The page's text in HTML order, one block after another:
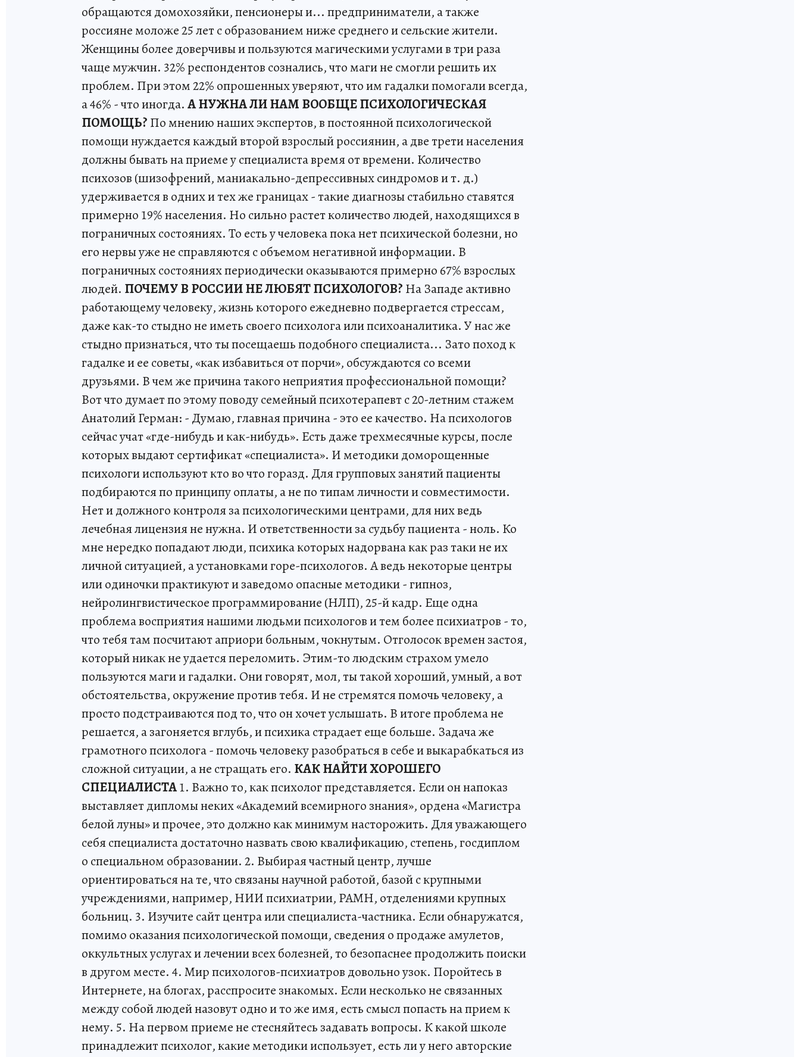
обращаются домохозяйки, пенсионеры и... предприниматели, а также
россияне моложе 25 лет с образованием ниже среднего и сельские жители.
Женщины более доверчивы и пользуются магическими услугами в три раза
чаще мужчин. 32% респондентов сознались, что маги не смогли решить их
проблем. При этом 22% опрошенных уверяют, что им гадалки помогали всегда,
а 46% - что иногда. А НУЖНА ЛИ НАМ ВООБЩЕ ПСИХОЛОГИЧЕСКАЯ
ПОМОЩЬ? По мнению наших экспертов, в постоянной психологической
помощи нуждается каждый второй взрослый россиянин, а две трети населения
должны бывать на приеме у специалиста время от времени. Количество
психозов (шизофрений, маниакально-депрессивных синдромов и т. д.)
удерживается в одних и тех же границах - такие диагнозы стабильно ставятся
примерно 19% населения. Но сильно растет количество людей, находящихся в
пограничных состояниях. То есть у человека пока нет психической болезни, но
его нервы уже не справляются с объемом негативной информации. В
пограничных состояниях периодически оказываются примерно 67% взрослых
людей. ПОЧЕМУ В РОССИИ НЕ ЛЮБЯТ ПСИХОЛОГОВ? На Западе активно
работающему человеку, жизнь которого ежедневно подвергается стрессам,
даже как-то стыдно не иметь своего психолога или психоаналитика. У нас же
стыдно признаться, что ты посещаешь подобного специалиста... Зато поход к
гадалке и ее советы, «как избавиться от порчи», обсуждаются со всеми
друзьями. В чем же причина такого неприятия профессиональной помощи?
Вот что думает по этому поводу семейный психотерапевт с 20-летним стажем
Анатолий Герман: - Думаю, главная причина - это ее качество. На психологов
сейчас учат «где-нибудь и как-нибудь». Есть даже трехмесячные курсы, после
которых выдают сертификат «специалиста». И методики доморощенные
психологи используют кто во что горазд. Для групповых занятий пациенты
подбираются по принципу оплаты, а не по типам личности и совместимости.
Нет и должного контроля за психологическими центрами, для них ведь
лечебная лицензия не нужна. И ответственности за судьбу пациента - ноль. Ко
мне нередко попадают люди, психика которых надорвана как раз таки не их
личной ситуацией, а установками горе-психологов. А ведь некоторые центры
или одиночки практикуют и заведомо опасные методики - гипноз,
нейролингвистическое программирование (НЛП), 25-й кадр. Еще одна
проблема восприятия нашими людьми психологов и тем более психиатров - то,
что тебя там посчитают априори больным, чокнутым. Отголосок времен застоя,
который никак не удается переломить. Этим-то людским страхом умело
пользуются маги и гадалки. Они говорят, мол, ты такой хороший, умный, а вот
обстоятельства, окружение против тебя. И не стремятся помочь человеку, а
просто подстраиваются под то, что он хочет услышать. В итоге проблема не
решается, а загоняется вглубь, и психика страдает еще больше. Задача же
грамотного психолога - помочь человеку разобраться в себе и выкарабкаться из
сложной ситуации, а не стращать его. КАК НАЙТИ ХОРОШЕГО
СПЕЦИАЛИСТА1. Важно то, как психолог представляется. Если он напоказ
выставляет дипломы неких «Академий всемирного знания», ордена «Магистра
белой луны» и прочее, это должно как минимум насторожить. Для уважающего
себя специалиста достаточно назвать свою квалификацию, степень, госдиплом
о специальном образовании. 2. Выбирая частный центр, лучше
ориентироваться на те, что связаны научной работой, базой с крупными
учреждениями, например, НИИ психиатрии, РАМН, отделениями крупных
больниц. 3. Изучите сайт центра или специалиста-частника. Если обнаружатся,
помимо оказания психологической помощи, сведения о продаже амулетов,
оккультных услугах и лечении всех болезней, то безопаснее продолжить поиски
в другом месте. 4. Мир психологов-психиатров довольно узок. Поройтесь в
Интернете, на блогах, расспросите знакомых. Если несколько не связанных
между собой людей назовут одно и то же имя, есть смысл попасть на прием к
нему. 5. На первом приеме не стесняйтесь задавать вопросы. К какой школе
принадлежит психолог, какие методики использует, есть ли у него авторские